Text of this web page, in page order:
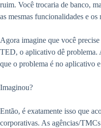
ruim. Você trocaria de banco,
as mesmas funcionalidades e
Agora imagine que você
TED, o aplicativo dê problema.
que o problema é no aplicativo
Imaginou?
Então, é exatamente isso que
corporativas. As agências/